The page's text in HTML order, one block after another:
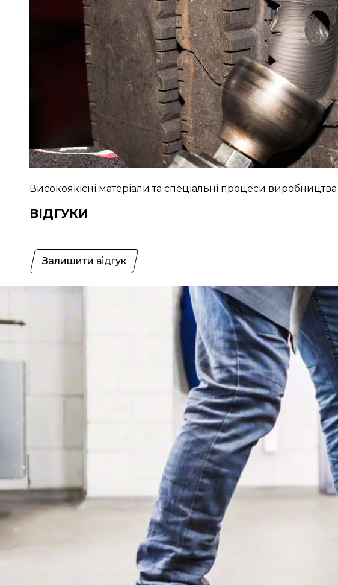
Високоякісні матеріали та спеціальні процеси
ВІДГУКИ
Залишити відгук